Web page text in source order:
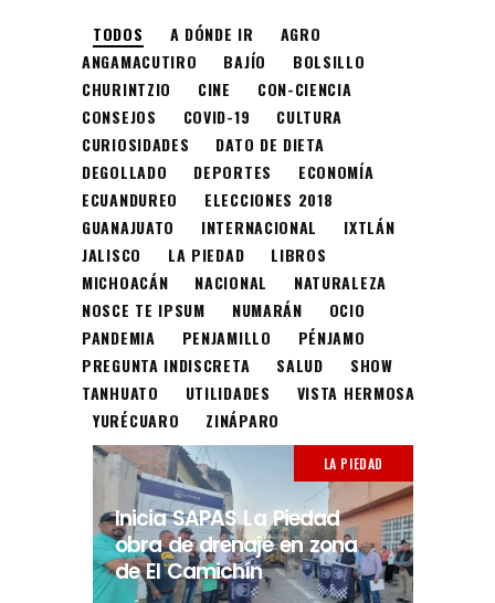
TODOS A DÓNDE IR
AGRO
ANGAMACUTIRO
BAJÍO
BOLSILLO
CHURINTZIO
CINE
CON-CIENCIA
CONSEJOS
COVID-19
CULTURA
CURIOSIDADES
DATO DE DIETA
DEGOLLADO
DEPORTES
ECONOMÍA
ECUANDUREO
ELECCIONES 2018
GUANAJUATO
INTERNACIONAL
IXTLÁN
JALISCO
LA PIEDAD
LIBROS
MICHOACÁN
NACIONAL
NATURALEZA
NOSCE TE IPSUM
NUMARÁN
OCIO
PANDEMIA
PENJAMILLO
PÉNJAMO
PREGUNTA INDISCRETA
SALUD
SHOW
TANHUATO
UTILIDADES
VISTA HERMOSA
YURÉCUARO
ZINÁPARO
LA PIEDAD
Inicia SAPAS La Piedad
obra de drenaje en zona
de El Camichín